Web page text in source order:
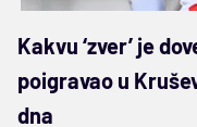
Kakvu ‘zver’ je
poigravao u
dna